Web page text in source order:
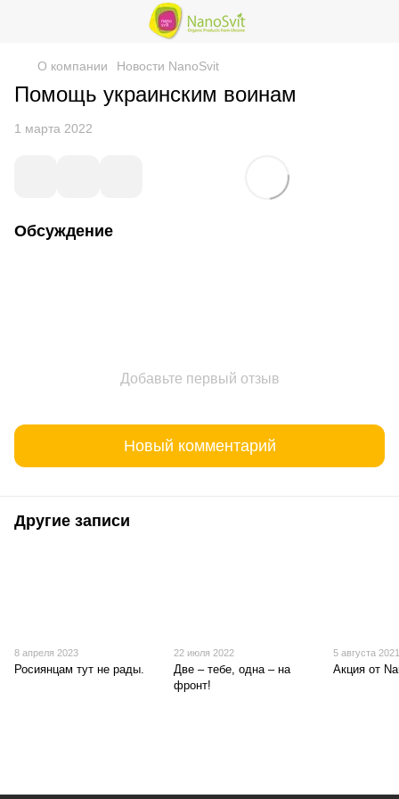
О компании Новости NanoSvit
Помощь украинским воинам
1 марта 2022
Обсуждение
Добавьте первый отзыв
Новый комментарий
Другие записи
8 апреля 2023
Росиянцам тут не рады.
22 июля 2022
Две – тебе, одна – на
фронт!
5 августа
Акция от